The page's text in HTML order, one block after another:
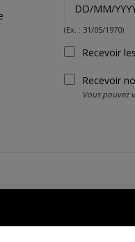
(Ex. : 31/05/1970)
Recevoir
Recevoir
Vous pouvez